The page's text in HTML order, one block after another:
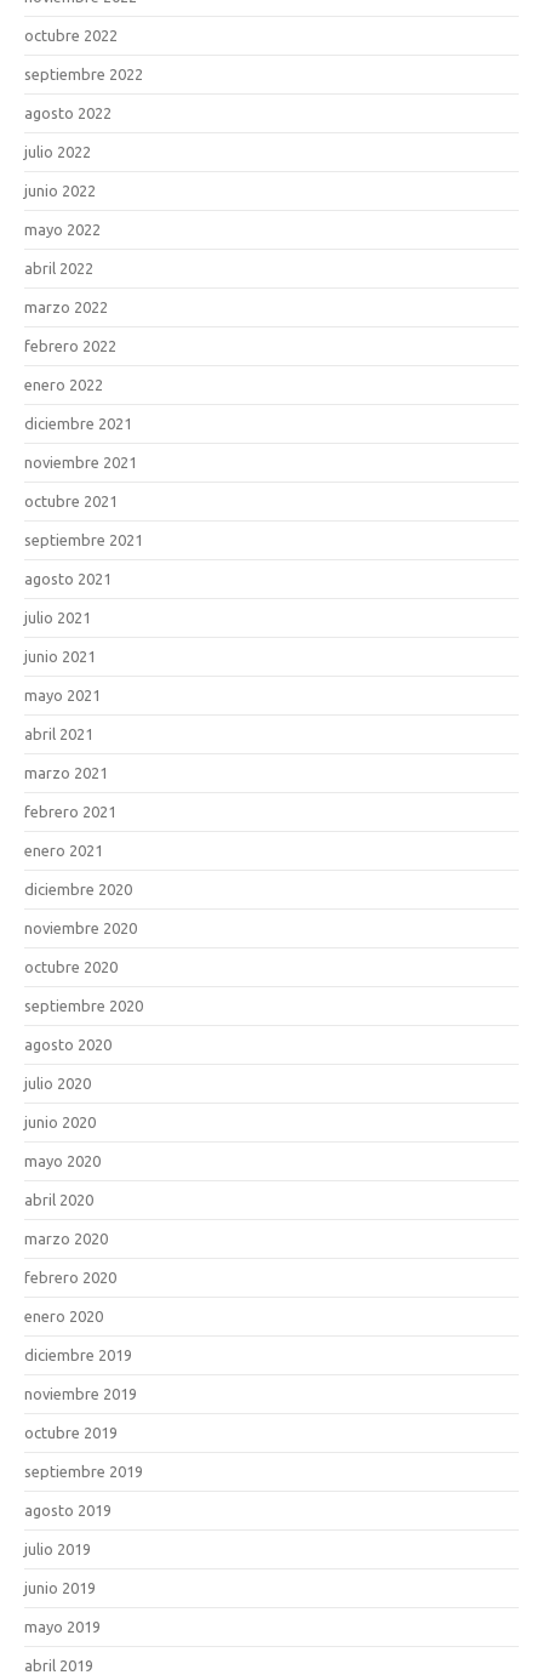
octubre 2022
septiembre 2022
agosto 2022
julio 2022
junio 2022
mayo 2022
abril 2022
marzo 2022
febrero 2022
enero 2022
diciembre 2021
noviembre 2021
octubre 2021
septiembre 2021
agosto 2021
julio 2021
junio 2021
mayo 2021
abril 2021
marzo 2021
febrero 2021
enero 2021
diciembre 2020
noviembre 2020
octubre 2020
septiembre 2020
agosto 2020
julio 2020
junio 2020
mayo 2020
abril 2020
marzo 2020
febrero 2020
enero 2020
diciembre 2019
noviembre 2019
octubre 2019
septiembre 2019
agosto 2019
julio 2019
junio 2019
mayo 2019
abril 2019